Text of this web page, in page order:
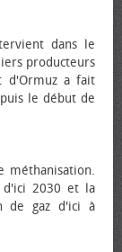
dans le
producteurs
d'Ormuz a fait
le début de
méthanisation.
d'ici 2030 et la
de gaz d'ici à